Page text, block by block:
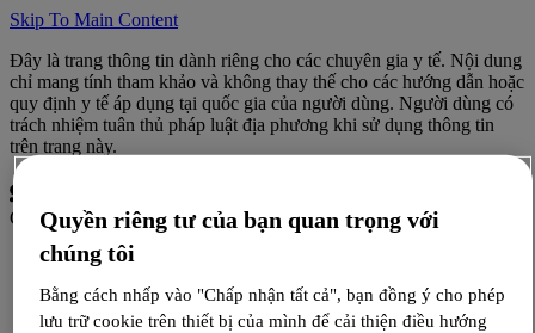
Skip To Main Content
Đây là trang thông tin dành riêng cho các chuyên gia y tế. Nội dung
chỉ mang tính tham khảo và không thay thế cho các hướng dẫn hoặc
quy định y tế áp dụng tại quốc gia của người dùng. Người dùng có
trách nhiệm tuân thủ pháp luật địa phương khi sử dụng thông tin
trên trang này.
Campus
Tin tức
Hội thảo
Đào tạo
Quyền riêng tư của bạn quan trọng với
chúng tôi
Bằng cách nhấp vào "Chấp nhận tất cả", bạn đồng ý cho phép
lưu trữ cookie trên thiết bị của mình để cải thiện điều hướng